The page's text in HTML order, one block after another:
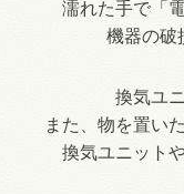
濡れた手で「
機器の破
換気ユ
また、物を置い
換気ユニット